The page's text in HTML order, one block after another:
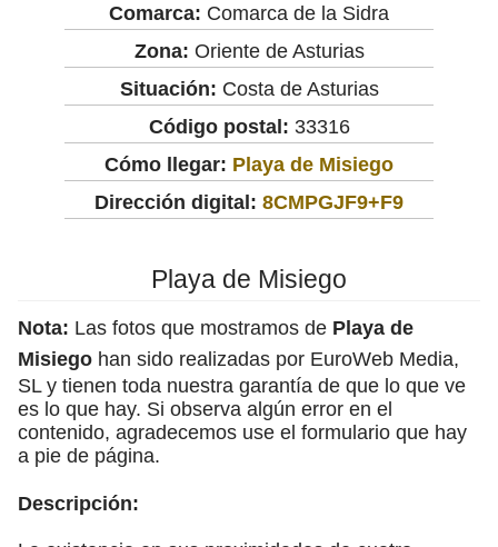
Comarca: Comarca de la Sidra
Zona: Oriente de Asturias
Situación: Costa de Asturias
Código postal: 33316
Cómo llegar: Playa de Misiego
Dirección digital: 8CMPGJF9+F9
Playa de Misiego
Nota: Las fotos que mostramos de Playa de
Misiego han sido realizadas por EuroWeb Media,
SL y tienen toda nuestra garantía de que lo que ve
es lo que hay. Si observa algún error en el
contenido, agradecemos use el formulario que hay
a pie de página.
Descripción: